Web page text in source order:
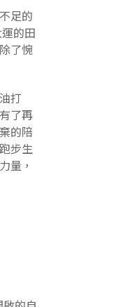
足的
的田
了惋
打
了再
的陪
步生
量，